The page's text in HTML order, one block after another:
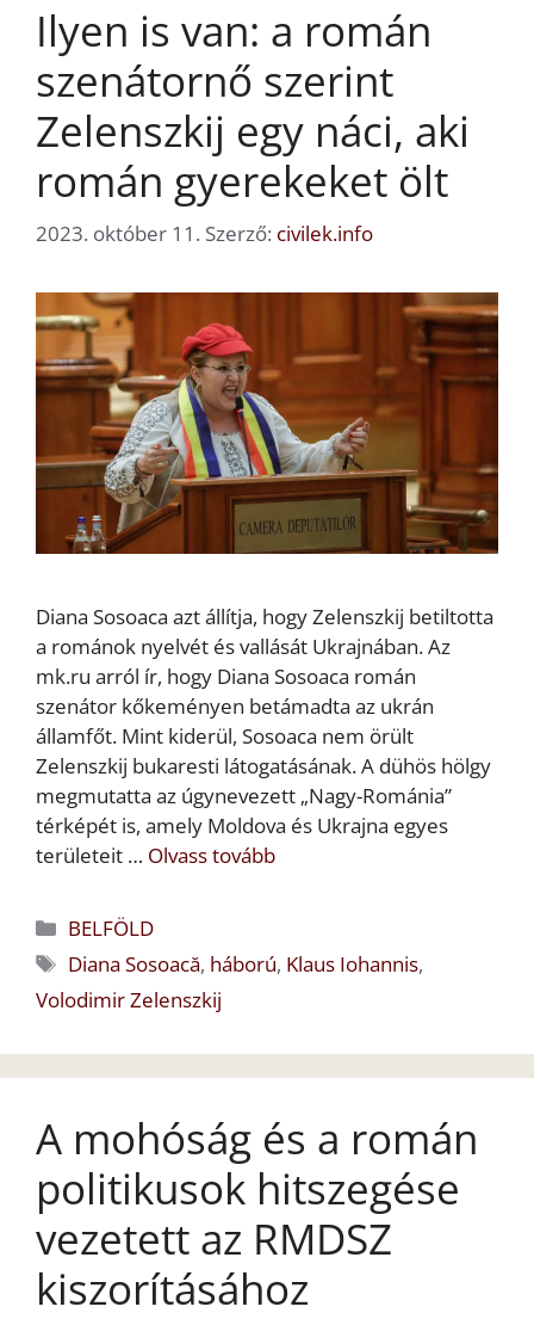
Ilyen is van: a román
szenátornő szerint
Zelenszkij egy náci, aki
román gyerekeket ölt
2023. október 11. Szerző: civilek.info
Diana Sosoaca azt állítja, hogy Zelenszkij betiltotta
a románok nyelvét és vallását Ukrajnában. Az
mk.ru arról ír, hogy Diana Sosoaca román
szenátor kőkeményen betámadta az ukrán
államfőt. Mint kiderül, Sosoaca nem örült
Zelenszkij bukaresti látogatásának. A dühös hölgy
megmutatta az úgynevezett „Nagy-Románia”
térképét is, amely Moldova és Ukrajna egyes
területeit … Olvass tovább
Kategória
BELFÖLD
Címkék
Diana Sosoacă, háború, Klaus Iohannis,
Volodimir Zelenszkij
A mohóság és a román
politikusok hitszegése
vezetett az RMDSZ
kiszorításához